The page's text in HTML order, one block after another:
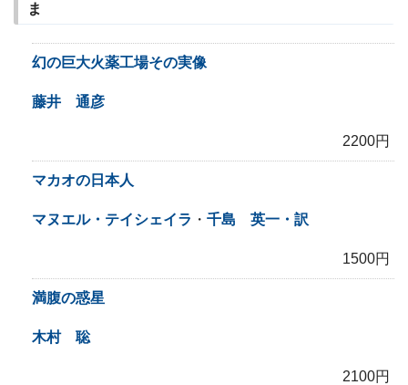
ま
幻の巨大火薬工場その実像
藤井 通彦
2200円
マカオの日本人
マヌエル・テイシェイラ ・ 千島 英一・訳
1500円
満腹の惑星
木村 聡
2100円